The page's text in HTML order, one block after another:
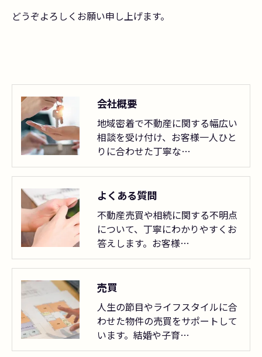
どうぞよろしくお願い申し上げます。
会社概要
地域密着で不動産に関する幅広い
相談を受け付け、お客様一人ひと
りに合わせた丁寧な…
よくある質問
不動産売買や相続に関する不明点
について、丁寧にわかりやすくお
答えします。お客様…
売買
人生の節目やライフスタイルに合
わせた物件の売買をサポートして
います。結婚や子育…